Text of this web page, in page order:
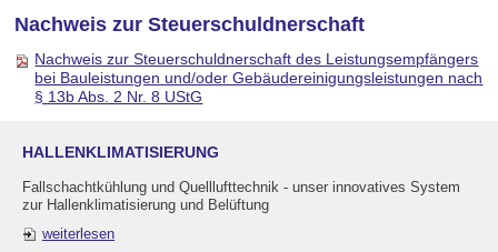
Nachweis zur Steuerschuldnerschaft
Nachweis zur Steuerschuldnerschaft des Leistungsempfängers
bei Bauleistungen und/oder Gebäudereinigungsleistungen nach
§ 13b Abs. 2 Nr. 8 UStG
HALLENKLIMATISIERUNG
Fallschachtkühlung und Quelllufttechnik - unser innovatives System
zur Hallenklimatisierung und Belüftung
weiterlesen